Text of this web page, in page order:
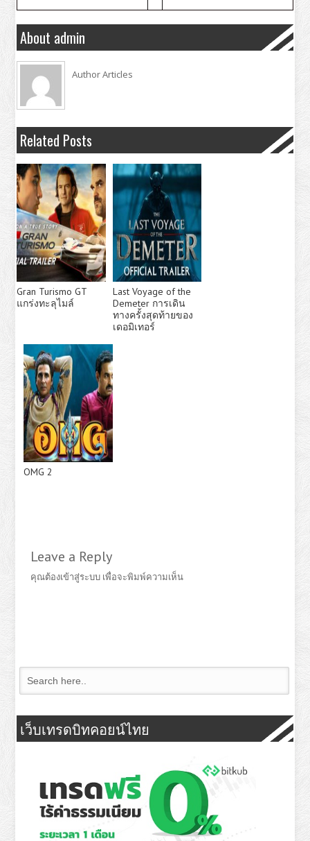
About admin
Author Articles
Related Posts
Gran Turismo GT
แกร่งทะลุไมล์
Last Voyage of the
Demeter การเดิน
ทางครั้งสุดท้ายของ
เดอมิเทอร์
OMG 2
Leave a Reply
คุณต้องเข้าสู่ระบบ เพื่อจะพิมพ์ความเห็น
เว็บเทรดบิทคอยน์ไทย